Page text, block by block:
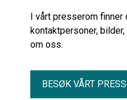
I vårt presserom
kontaktpersoner,
om oss.
BESØK VÅRT